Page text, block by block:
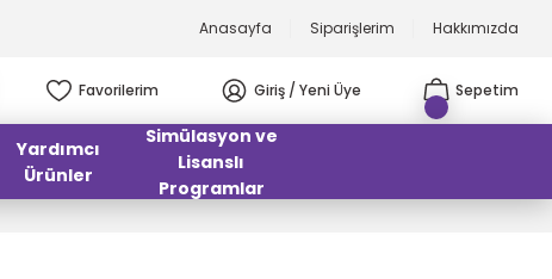
Anasayfa Siparişlerim Hakkımızda
Favorilerim Giriş / Yeni Üye Sepetim
Yardımcı
Ürünler
Simülasyon ve
Lisanslı
Programlar